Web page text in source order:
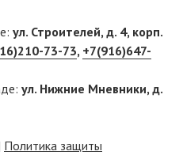
ул. Строителей, д. 4, корп.
73-73, +7(916)647-
ул. Нижние Мневники, д.
Политика защиты